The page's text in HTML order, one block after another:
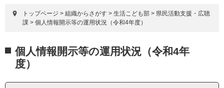
象
トップページ > 組織からさがす > 生活こども部 > 県民活動支援・広聴
課 > 個人情報開示等の運用状況（令和4年度）
文 個人情報開示等の運用状況（令和4年
度）